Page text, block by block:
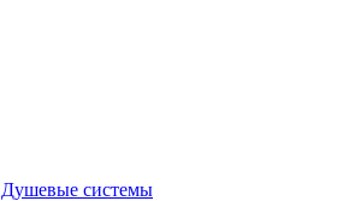
Душевые системы